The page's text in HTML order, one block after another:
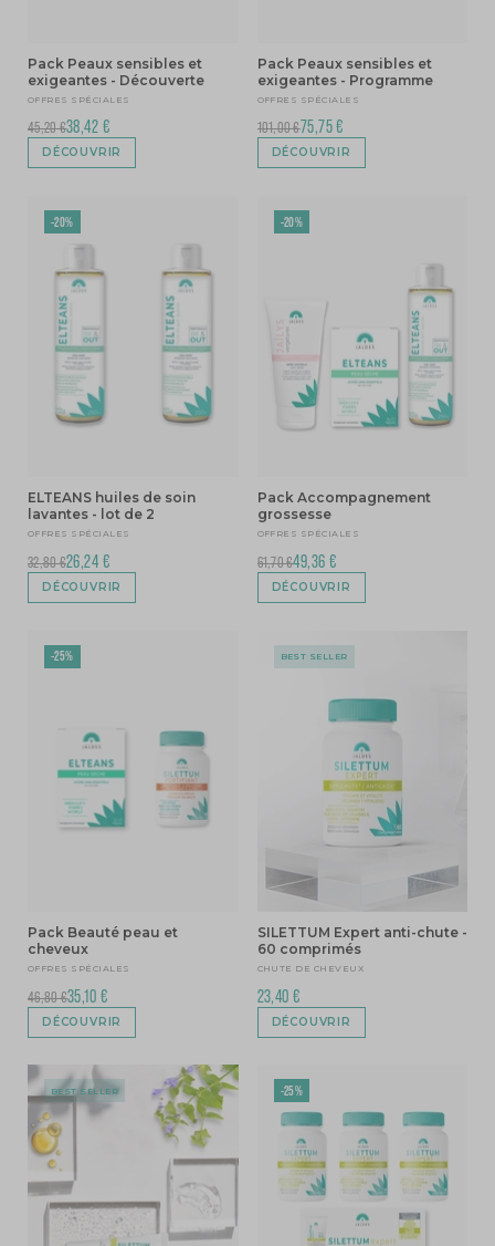
Pack Peaux sensibles et
exigeantes - Découverte
OFFRES SPÉCIALES
45,20 €38,42 €
DÉCOUVRIR
Pack Peaux sensibles et
exigeantes - Programme
OFFRES SPÉCIALES
101,00 €75,75 €
DÉCOUVRIR
ELTEANS huiles de soin
lavantes - lot de 2
OFFRES SPÉCIALES
32,80 €26,24 €
DÉCOUVRIR
-20%
Pack Accompagnement
grossesse
OFFRES SPÉCIALES
61,70 €49,36 €
DÉCOUVRIR
-20%
Pack Beauté peau et
cheveux
OFFRES SPÉCIALES
46,80 €35,10 €
DÉCOUVRIR
-25%
SILETTUM Expert anti-chute -
60 comprimés
CHUTE DE CHEVEUX
23,40 €
DÉCOUVRIR
BEST SELLER
BEST SELLER -25%